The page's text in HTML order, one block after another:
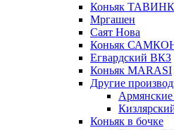
Коньяк
Мргашен
Саят Нова
Коньяк
Егвардский ВКЗ
Коньяк MARASI
Другие
Армянские
Коньяк в бочке